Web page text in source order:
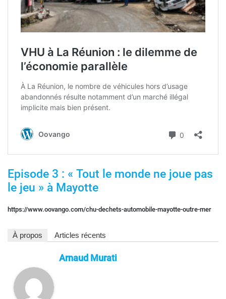
Episode 3 : « Tout le monde ne joue pas
le jeu » à Mayotte
https://www.oovango.com/chu-dechets-automobile-mayotte-outre-mer
À propos Articles récents
Arnaud Murati